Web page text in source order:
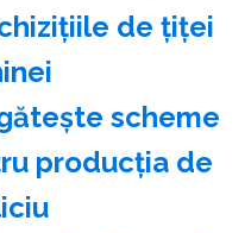
de ţiţei
scheme
producţia de